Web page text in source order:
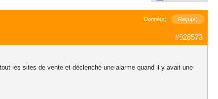
Donné(s) Reçu(s)
#928573
les sites de vente et déclenché une alarme quand il y avait une